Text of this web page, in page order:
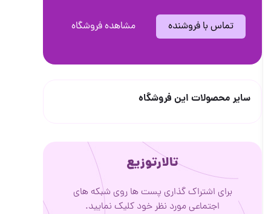
تماس با فروشنده مشاهده فروشگاه
سایر محصولات این فروشگاه
تالارتوزیع
برای اشتراک گذاری پست ها روی شبکه های
اجتماعی مورد نظر خود کلیک نمایید.